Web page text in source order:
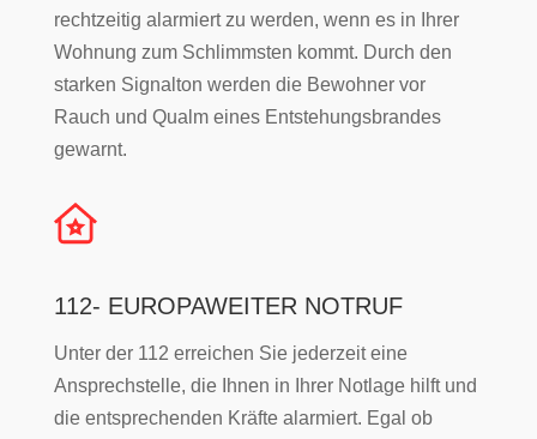
rechtzeitig alarmiert zu werden, wenn es in Ihrer
Wohnung zum Schlimmsten kommt. Durch den
starken Signalton werden die Bewohner vor
Rauch und Qualm eines Entstehungsbrandes
gewarnt.
112- EUROPAWEITER NOTRUF
Unter der 112 erreichen Sie jederzeit eine
Ansprechstelle, die Ihnen in Ihrer Notlage hilft und
die entsprechenden Kräfte alarmiert. Egal ob